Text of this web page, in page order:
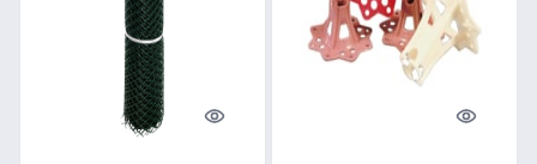
Quick look Quick